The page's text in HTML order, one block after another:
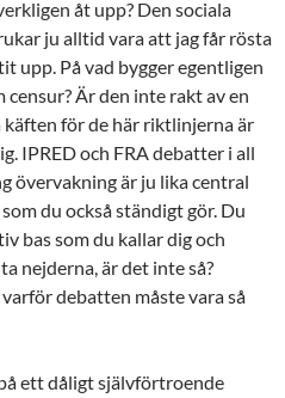
åt upp? Den sociala
ju alltid vara att jag får rösta
upp. På vad bygger egentligen
Är den inte rakt av en
käften för de här riktlinjerna är
IPRED och FRA debatter i all
övervakning är ju lika central
du också ständigt gör. Du
bas som du kallar dig och
nejderna, är det inte så?
debatten måste vara så
ett dåligt självförtroende